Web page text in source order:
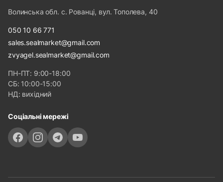
Волинська обл. с. Рованці, вул. Тополева, 40
050 10 66 771
sales.sealmarket@gmail.com
zvyagel.sealmarket@gmail.com
ПН-ПТ: 9:00-18:00
СБ: 10:00-15:00
НД: вихідний
Соціальні мережі